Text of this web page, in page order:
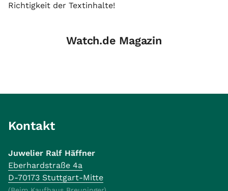
Richtigkeit der Textinhalte!
Watch.de Magazin
Kontakt
Juwelier Ralf Häffner
Eberhardstraße 4a
D-70173 Stuttgart-Mitte